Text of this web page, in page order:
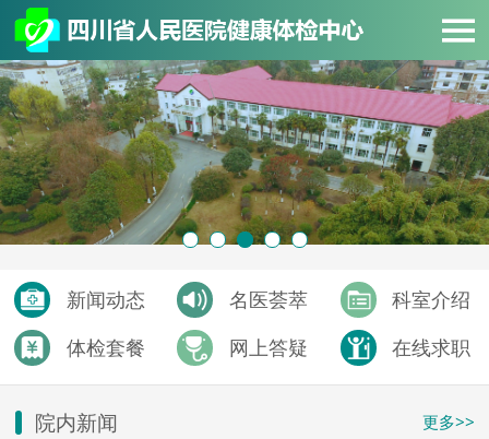
新闻动态 名医荟萃
科室介绍
体检套餐
网上答疑 在线求职
院内新闻 更多>>